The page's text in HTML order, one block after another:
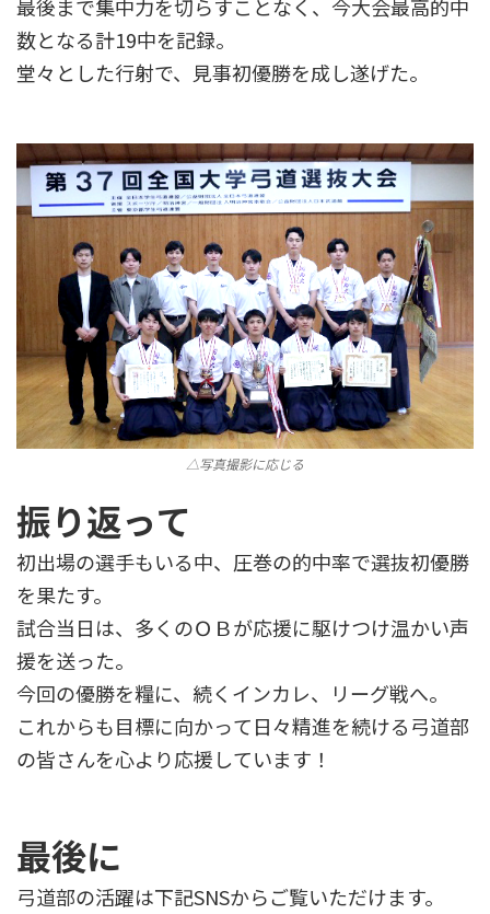
最後まで集中力を切らすことなく、今大会最高的中
数となる計19中を記録。
堂々とした行射で、見事初優勝を成し遂げた。
△写真撮影に応じる
振り返って
初出場の選手もいる中、圧巻の的中率で選抜初優勝
を果たす。
試合当日は、多くのＯＢが応援に駆けつけ温かい声
援を送った。
今回の優勝を糧に、続くインカレ、リーグ戦へ。
これからも目標に向かって日々精進を続ける弓道部
の皆さんを心より応援しています！
最後に
弓道部の活躍は下記SNSからご覧いただけます。